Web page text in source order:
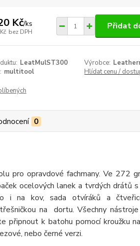
Kč/ks
bez DPH
Přidat
LeatMulST300 Výrobce:
multitool Hlídat cenu /
0
pro opravdové fachmany. Ve 272
ocelových lanek a tvrdých drátů
na kov, sada otvíráků a
na dortu. Všechny
k batohu pomocí kroužku
nebo černé verzi.